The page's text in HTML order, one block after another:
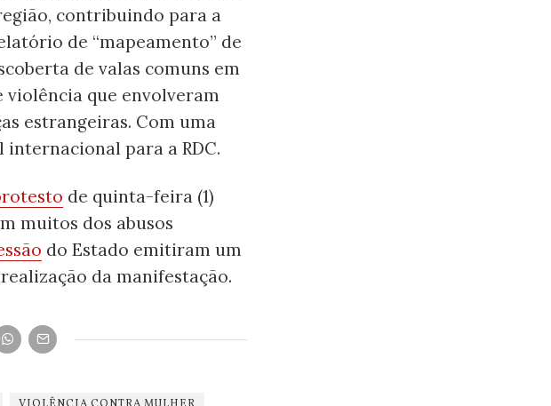
contribuindo para a
de “mapeamento” de
de valas comuns em
violência que envolveram
estrangeiras. Com uma
para a RDC.
de quinta-feira (1)
muitos dos abusos
do Estado emitiram um
da manifestação.